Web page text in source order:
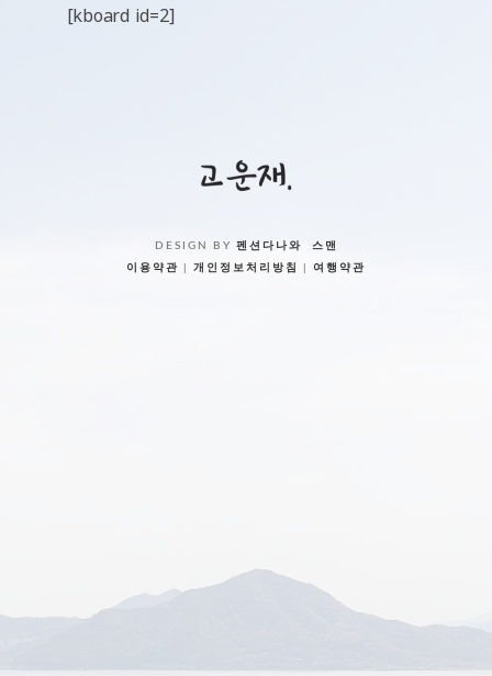
[kboard id=2]
DESIGN BY 펜션다나와
스맨
이용약관
개인정보처리방침 여행약관